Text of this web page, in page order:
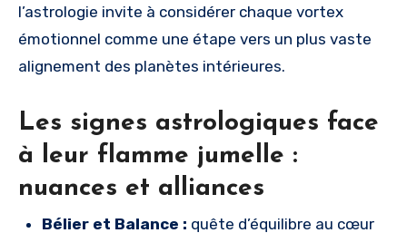
l’astrologie invite à considérer chaque vortex
émotionnel comme une étape vers un plus vaste
alignement des planètes intérieures.
Les signes astrologiques face
à leur flamme jumelle :
nuances et alliances
Bélier et Balance : quête d’équilibre au cœur